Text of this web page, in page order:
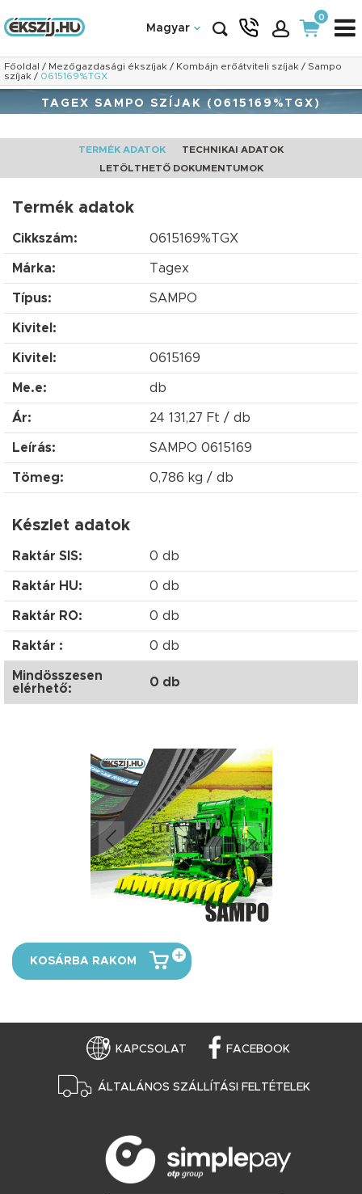
Magyar
0
Főoldal / Mezőgazdasági ékszíjak / Kombájn erőátviteli szíjak / Sampo
szíjak / 0615169%TGX
TAGEX SAMPO SZÍJAK (0615169%TGX)
TERMÉK ADATOK
TECHNIKAI ADATOK
LETÖLTHETŐ DOKUMENTUMOK
Termék adatok
Cikkszám: 0615169%TGX
Márka: Tagex
Típus: SAMPO
Kivitel:
Kivitel: 0615169
Me.e: db
Ár: 24 131,27 Ft / db
Leírás: SAMPO 0615169
Tömeg: 0,786 kg / db
Készlet adatok
Raktár SIS: 0 db
Raktár HU: 0 db
Raktár RO: 0 db
Raktár : 0 db
Mindösszesen
elérhető:
0 db
KOSÁRBA RAKOM
KAPCSOLAT FACEBOOK
ÁLTALÁNOS SZÁLLÍTÁSI FELTÉTELEK